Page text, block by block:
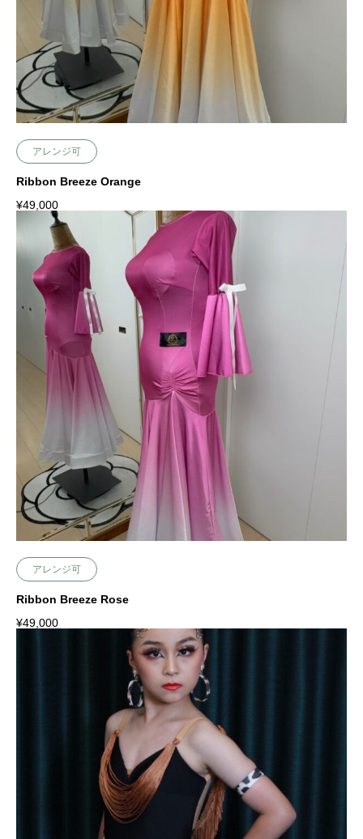
アレンジ可
Ribbon Breeze Orange
¥49,000
アレンジ可
Ribbon Breeze Rose
¥49,000